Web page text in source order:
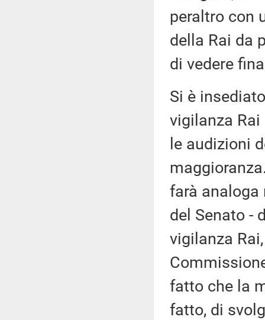
peraltro con
della Rai da
di vedere
Si è
vigilanza
le audizioni
farà analoga
del Senato -
vigilanza
fatto che la
fatto, di